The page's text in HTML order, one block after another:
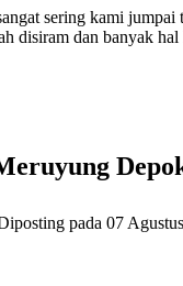
sering kami
disiram dan banyak
pada 07